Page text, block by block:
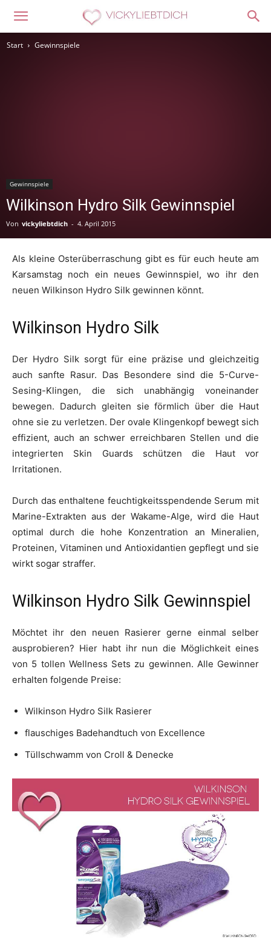
Start Gewinnspiele
Gewinnspiele
Wilkinson Hydro Silk Gewinnspiel
Von vickyliebtdich - 4. April 2015
Als kleine Osterüberraschung gibt es für euch heute am
Karsamstag noch ein neues Gewinnspiel, wo ihr den
neuen Wilkinson Hydro Silk gewinnen könnt.
Wilkinson Hydro Silk
Der Hydro Silk sorgt für eine präzise und gleichzeitig
auch sanfte Rasur. Das Besondere sind die 5-Curve-
Sesing-Klingen, die sich unabhängig voneinander
bewegen. Dadurch gleiten sie förmlich über die Haut
ohne sie zu verletzen. Der ovale Klingenkopf bewegt sich
effizient, auch an schwer erreichbaren Stellen und die
integrierten Skin Guards schützen die Haut vor
Irritationen.
Durch das enthaltene feuchtigkeitsspendende Serum mit
Marine-Extrakten aus der Wakame-Alge, wird die Haut
optimal durch die hohe Konzentration an Mineralien,
Proteinen, Vitaminen und Antioxidantien gepflegt und sie
wirkt sogar straffer.
Wilkinson Hydro Silk Gewinnspiel
Möchtet ihr den neuen Rasierer gerne einmal selber
ausprobieren? Hier habt ihr nun die Möglichkeit eines
von 5 tollen Wellness Sets zu gewinnen. Alle Gewinner
erhalten folgende Preise:
Wilkinson Hydro Silk Rasierer
flauschiges Badehandtuch von Excellence
Tüllschwamm von Croll & Denecke